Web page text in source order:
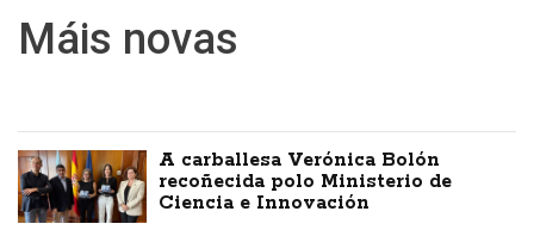
Máis novas
A carballesa Verónica Bolón
recoñecida polo Ministerio de
Ciencia e Innovación